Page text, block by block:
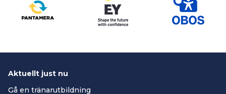
Aktuellt just nu
Gå en tränarutbildning